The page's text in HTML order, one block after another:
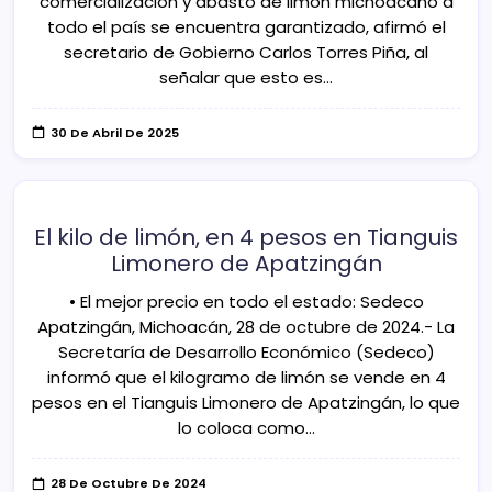
todo el país se encuentra garantizado, afirmó el
secretario de Gobierno Carlos Torres Piña, al
señalar que esto es…
30 De Abril De 2025
El kilo de limón, en 4 pesos en Tianguis
Limonero de Apatzingán
• El mejor precio en todo el estado: Sedeco
Apatzingán, Michoacán, 28 de octubre de 2024.- La
Secretaría de Desarrollo Económico (Sedeco)
informó que el kilogramo de limón se vende en 4
pesos en el Tianguis Limonero de Apatzingán, lo que
lo coloca como…
28 De Octubre De 2024